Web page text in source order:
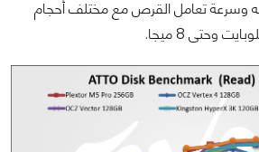
وسرعة تعامل القرص مع مختلف أحجام